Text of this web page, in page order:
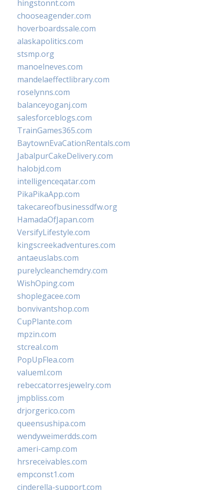
hingstonnt.com
chooseagender.com
hoverboardssale.com
alaskapolitics.com
stsmp.org
manoelneves.com
mandelaeffectlibrary.com
roselynns.com
balanceyoganj.com
salesforceblogs.com
TrainGames365.com
BaytownEvaCationRentals.com
JabalpurCakeDelivery.com
halobjd.com
intelligenceqatar.com
PikaPikaApp.com
takecareofbusinessdfw.org
HamadaOfJapan.com
VersifyLifestyle.com
kingscreekadventures.com
antaeuslabs.com
purelycleanchemdry.com
WishOping.com
shoplegacee.com
bonvivantshop.com
CupPlante.com
mpzin.com
stcreal.com
PopUpFlea.com
valueml.com
rebeccatorresjewelry.com
jmpbliss.com
drjorgerico.com
queensushipa.com
wendyweimerdds.com
ameri-camp.com
hrsreceivables.com
empconst1.com
cinderella-support.com